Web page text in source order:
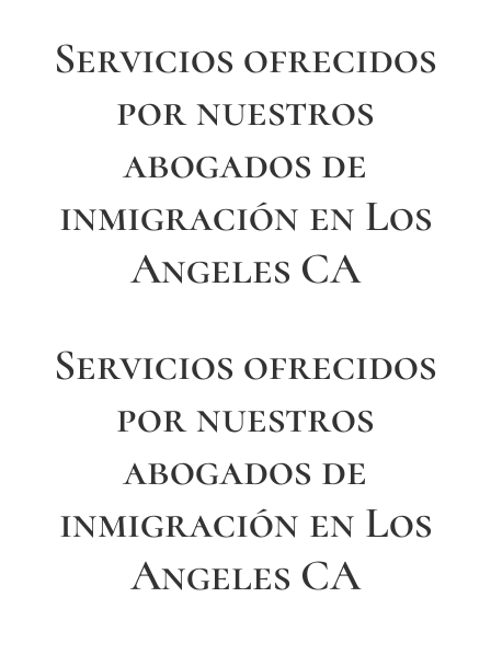
Servicios ofrecidos
por nuestros
abogados de
inmigración en Los
Angeles CA
Servicios ofrecidos
por nuestros
abogados de
inmigración en Los
Angeles CA